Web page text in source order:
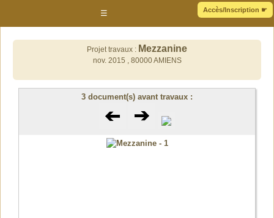
Accès/Inscription ☛
☰
Projet travaux : Mezzanine
nov. 2015 , 80000 AMIENS
3 document(s) avant travaux :